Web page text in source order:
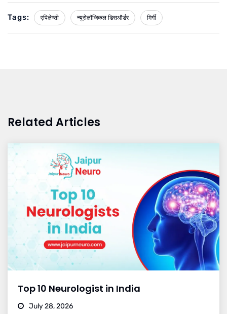
Tags: एपिलेप्सी न्यूरोलॉजिकल डिसऑर्डर मिर्गी
Related Articles
Top 10 Neurologist in India
July 28, 2026